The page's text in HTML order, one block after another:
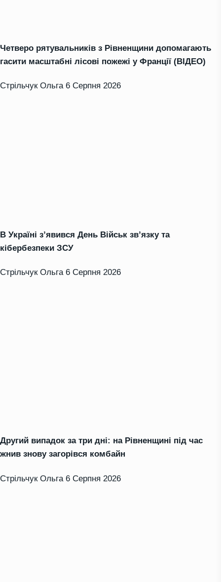
Четверо рятувальників з Рівненщини допомагають
гасити масштабні лісові пожежі у Франції (ВІДЕО)
Стрільчук Ольга 6 Серпня 2026
В Україні з’явився День Військ зв’язку та
кібербезпеки ЗСУ
Стрільчук Ольга 6 Серпня 2026
Другий випадок за три дні: на Рівненщині під час
жнив знову загорівся комбайн
Стрільчук Ольга 6 Серпня 2026